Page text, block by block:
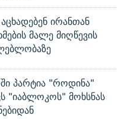
ირანთან
მალე მიღწევის
პარტია "როდინა"
"იაბლოკოს" მოხსნას